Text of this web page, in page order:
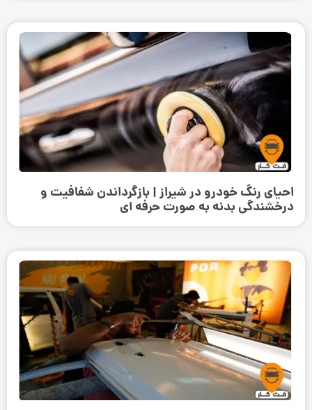
احیای رنگ خودرو در شیراز | بازگرداندن شفافیت و
درخشندگی بدنه به صورت حرفه‌ ای